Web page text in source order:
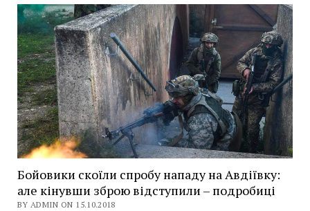
Бойовики скоїли спробу нападу на Авдіївку:
але кінувши зброю відступили – подробиці
BY ADMIN ON 15.10.2018